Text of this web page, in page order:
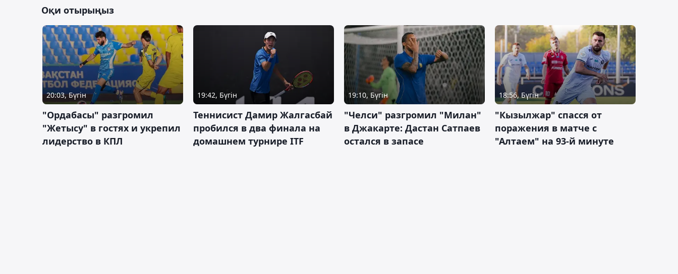
Оқи отырыңыз
20:03, Бүгін
"Ордабасы" разгромил
"Жетысу" в гостях и укрепил
лидерство в КПЛ
19:42, Бүгін
Теннисист Дамир Жалгасбай
пробился в два финала на
домашнем турнире ITF
19:10, Бүгін
"Челси" разгромил "Милан"
в Джакарте: Дастан Сатпаев
остался в запасе
18:56, Бүгін
"Кызылжар" спасся от
поражения в матче с
"Алтаем" на 93-й минуте